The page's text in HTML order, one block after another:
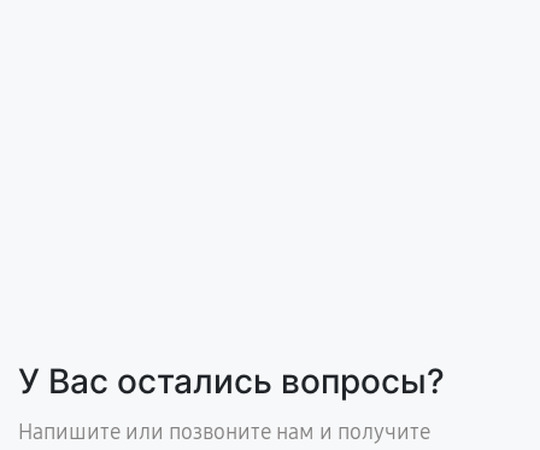
У Вас остались вопросы?
Напишите или позвоните нам и получите